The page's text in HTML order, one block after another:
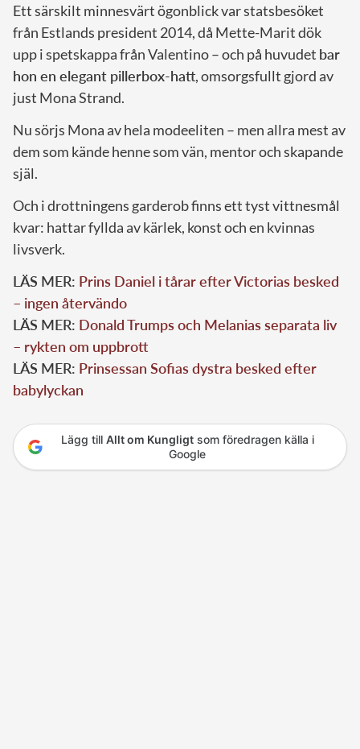
Ett särskilt minnesvärt ögonblick var statsbesöket
från Estlands president 2014, då Mette-Marit dök
upp i spetskappa från Valentino – och på huvudet bar
hon en elegant pillerbox-hatt, omsorgsfullt gjord av
just Mona Strand.
Nu sörjs Mona av hela modeeliten – men allra mest av
dem som kände henne som vän, mentor och skapande
själ.
Och i drottningens garderob finns ett tyst vittnesmål
kvar: hattar fyllda av kärlek, konst och en kvinnas
livsverk.
LÄS MER: Prins Daniel i tårar efter Victorias besked
– ingen återvändo
LÄS MER: Donald Trumps och Melanias separata liv
– rykten om uppbrott
LÄS MER: Prinsessan Sofias dystra besked efter
babylyckan
Lägg till Allt om Kungligtsom föredragen källa i
Google